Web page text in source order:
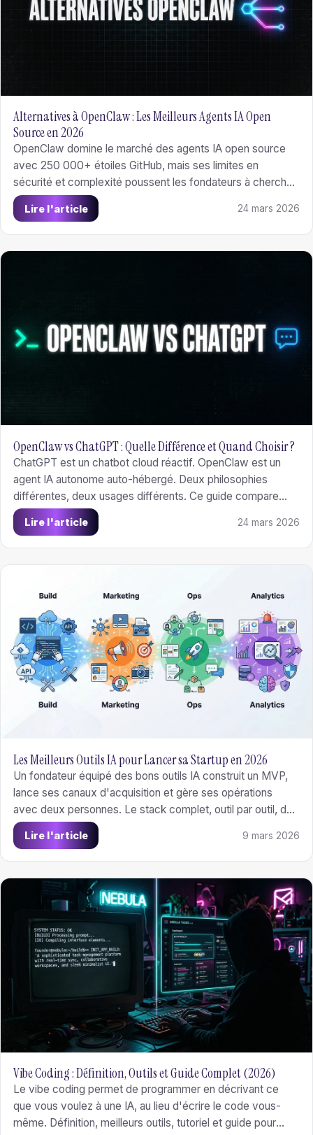
Alternatives à OpenClaw : Les Meilleurs Agents IA Open
Source en 2026
OpenClaw domine le marché des agents IA open source
avec 250 000+ étoiles GitHub, mais ses limites en
sécurité et complexité poussent les fondateurs à chercher
des alternatives. NanoClaw, Nanobot, n8n, AnythingLLM,
Open WebUI, Dify : voici le comparatif complet.
Lire l'article 24 mars 2026
OpenClaw vs ChatGPT : Quelle Différence et Quand Choisir ?
ChatGPT est un chatbot cloud réactif. OpenClaw est un
agent IA autonome auto-hébergé. Deux philosophies
différentes, deux usages différents. Ce guide compare
honnêtement les différences, coûts et cas d'usage pour
vous aider à choisir.
Lire l'article 24 mars 2026
Les Meilleurs Outils IA pour Lancer sa Startup en 2026
Un fondateur équipé des bons outils IA construit un MVP,
lance ses canaux d'acquisition et gère ses opérations
avec deux personnes. Le stack complet, outil par outil, du
solo founder en pré-seed à la série A.
Lire l'article 9 mars 2026
Vibe Coding : Définition, Outils et Guide Complet (2026)
Le vibe coding permet de programmer en décrivant ce
que vous voulez à une IA, au lieu d'écrire le code vous-
même. Définition, meilleurs outils, tutoriel et guide pour